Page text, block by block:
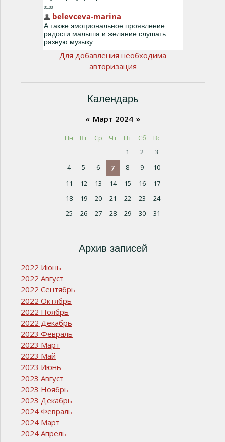
Для добавления необходима
авторизация
Календарь
« Март 2024 »
Пн Вт Ср Чт Пт Сб
Вс
1
2
3
4
5 6 7 8 9
10
11
12 13 14 15 16
17
18
19 20 21 22 23
24
25
26 27 28 29 30 31
Архив записей
2022 Июнь
2022 Август
2022 Сентябрь
2022 Октябрь
2022 Ноябрь
2022 Декабрь
2023 Февраль
2023 Март
2023 Май
2023 Июнь
2023 Август
2023 Ноябрь
2023 Декабрь
2024 Февраль
2024 Март
2024 Апрель